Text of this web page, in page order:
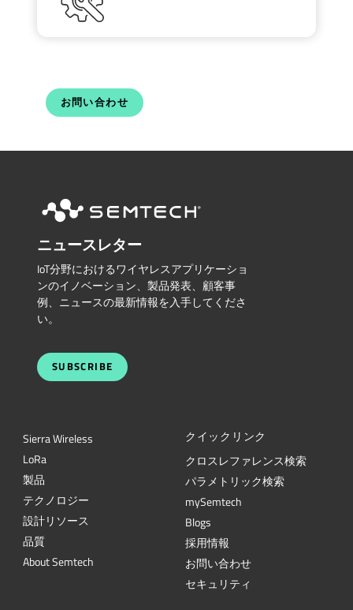
お問い合わせ
ニュースレター
IoT分野におけるワイヤレスアプリケーショ
ンのイノベーション、製品発表、顧客事
例、ニュースの最新情報を入手してくださ
い。
SUBSCRIBE
Sierra Wireless
LoRa
製品
テクノロジー
設計リソース
品質
About Semtech
クイックリンク
クロスレファレンス検索
パラメトリック検索
mySemtech
Blogs
採用情報
お問い合わせ
セキュリティ